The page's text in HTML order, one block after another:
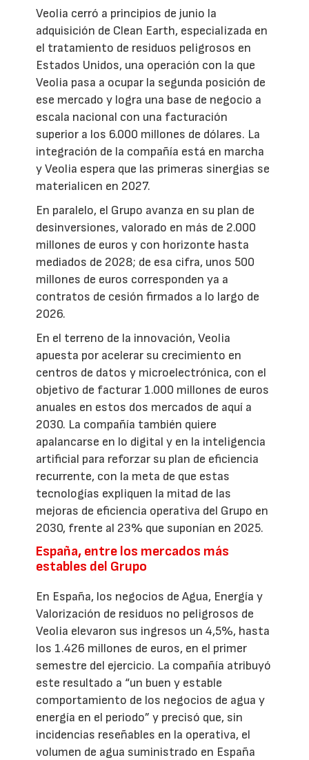
Veolia cerró a principios de junio la
adquisición de Clean Earth, especializada en
el tratamiento de residuos peligrosos en
Estados Unidos, una operación con la que
Veolia pasa a ocupar la segunda posición de
ese mercado y logra una base de negocio a
escala nacional con una facturación
superior a los 6.000 millones de dólares. La
integración de la compañía está en marcha
y Veolia espera que las primeras sinergias se
materialicen en 2027.
En paralelo, el Grupo avanza en su plan de
desinversiones, valorado en más de 2.000
millones de euros y con horizonte hasta
mediados de 2028; de esa cifra, unos 500
millones de euros corresponden ya a
contratos de cesión firmados a lo largo de
2026.
En el terreno de la innovación, Veolia
apuesta por acelerar su crecimiento en
centros de datos y microelectrónica, con el
objetivo de facturar 1.000 millones de euros
anuales en estos dos mercados de aquí a
2030. La compañía también quiere
apalancarse en lo digital y en la inteligencia
artificial para reforzar su plan de eficiencia
recurrente, con la meta de que estas
tecnologías expliquen la mitad de las
mejoras de eficiencia operativa del Grupo en
2030, frente al 23% que suponían en 2025.
España, entre los mercados más
estables del Grupo
En España, los negocios de Agua, Energía y
Valorización de residuos no peligrosos de
Veolia elevaron sus ingresos un 4,5%, hasta
los 1.426 millones de euros, en el primer
semestre del ejercicio. La compañía atribuyó
este resultado a “un buen y estable
comportamiento de los negocios de agua y
energía en el periodo” y precisó que, sin
incidencias reseñables en la operativa, el
volumen de agua suministrado en España